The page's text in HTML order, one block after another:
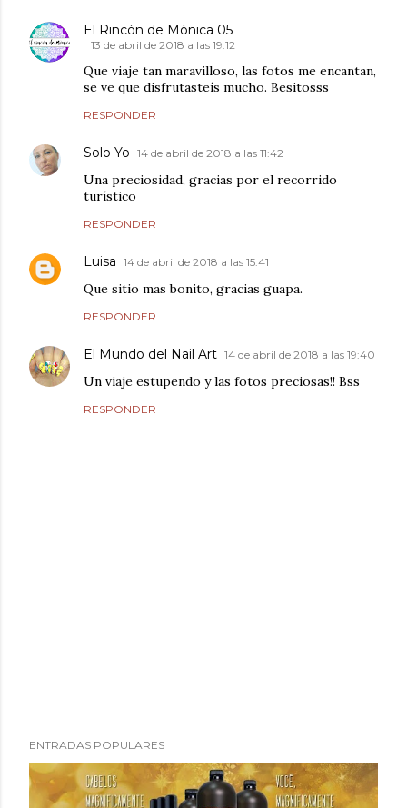
El Rincón de Mònica 05
13 de abril de 2018 a las 19:12
Que viaje tan maravilloso, las fotos me encantan,
se ve que disfrutasteís mucho. Besitosss
RESPONDER
Solo Yo 14 de abril de 2018 a las 11:42
Una preciosidad, gracias por el recorrido
turístico
RESPONDER
Luisa 14 de abril de 2018 a las 15:41
Que sitio mas bonito, gracias guapa.
RESPONDER
El Mundo del Nail Art 14 de abril de 2018 a las 19:40
Un viaje estupendo y las fotos preciosas!! Bss
RESPONDER
u
b
ENTRADAS POPULARES